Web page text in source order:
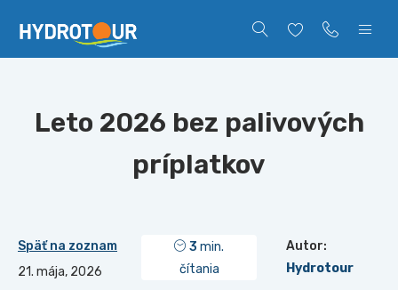
Leto 2026 bez palivových
príplatkov
Späť na zoznam
21. mája, 2026
3 min.
čítania
Autor:
Hydrotour